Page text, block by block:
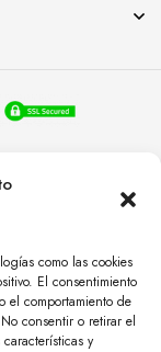
como las cookies
El consentimiento
el comportamiento de
consentir o retirar el
y